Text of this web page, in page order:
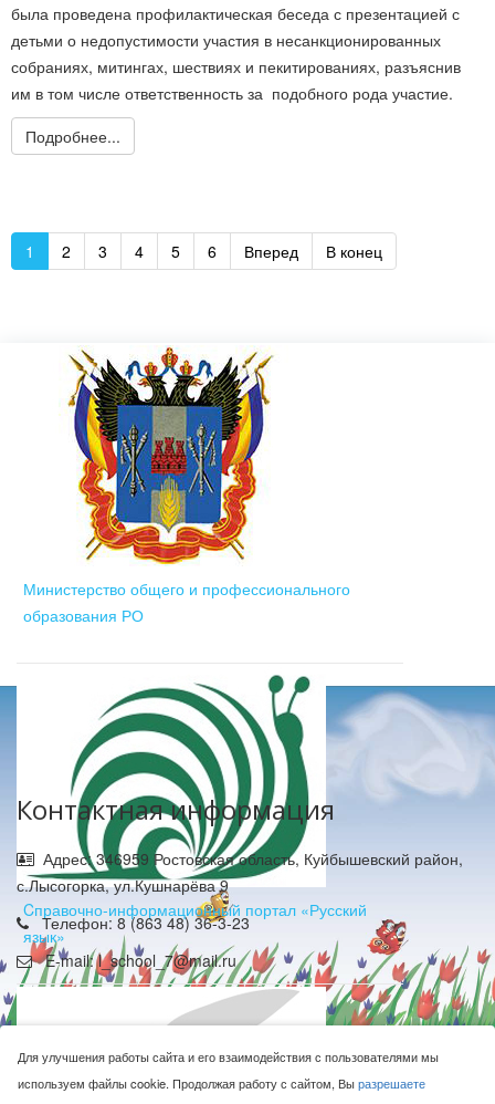
была проведена профилактическая беседа с презентацией с
детьми о недопустимости участия в несанкционированных
собраниях, митингах, шествиях и пекитированиях, разъяснив
им в том числе ответственность за подобного рода участие.
Подробнее...
1 2 3 4 5 6 Вперед В конец
Министерство общего и профессионального
образования РО
Cправочно-информационный портал «Русский
язык»
Контактная информация
Адрес: 346959 Ростовская область, Куйбышевский район,
с.Лысогорка, ул.Кушнарёва 9
Телефон: 8 (863 48) 36-3-23
E-mail: l_school_7@mail.ru
Для улучшения работы сайта и его взаимодействия с пользователями мы
используем файлы cookie. Продолжая работу с сайтом, Выразрешаете